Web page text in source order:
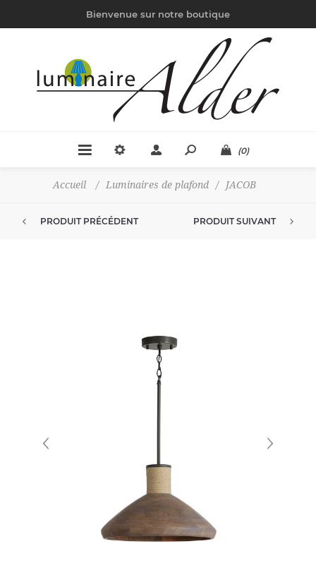
Bienvenue sur notre boutique
(0)
Accueil / Luminaires de plafond / JACOB
PRODUIT PRÉCÉDENT PRODUIT SUIVANT